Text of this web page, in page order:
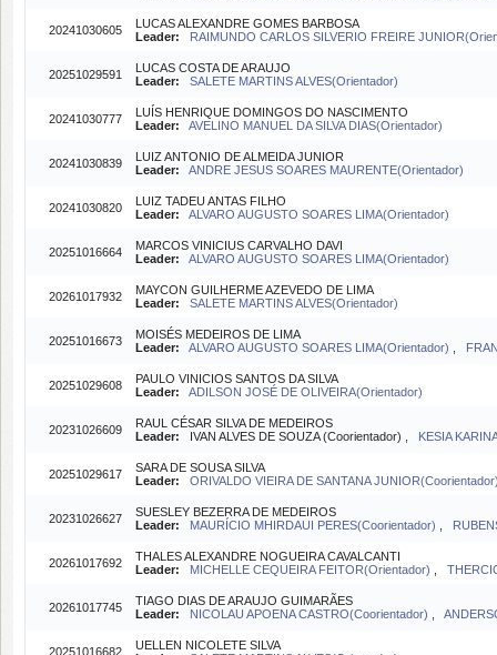
20241030605
LUCAS ALEXANDRE GOMES BARBOSA
Leader:
RAIMUNDO CARLOS SILVERIO FREIRE
20251029591
LUCAS COSTA DE ARAUJO
Leader:
SALETE MARTINS ALVES(Orientador)
20241030777
LUÍS HENRIQUE DOMINGOS DO NASCIMENTO
Leader:
AVELINO MANUEL DA SILVA DIAS(Orientador)
20241030839
LUIZ ANTONIO DE ALMEIDA JUNIOR
Leader:
ANDRE JESUS SOARES MAURENTE(Orientador)
20241030820
LUIZ TADEU ANTAS FILHO
Leader:
ALVARO AUGUSTO SOARES LIMA(Orientador)
20251016664
MARCOS VINICIUS CARVALHO DAVI
Leader:
ALVARO AUGUSTO SOARES LIMA(Orientador)
20261017932
MAYCON GUILHERME AZEVEDO DE LIMA
Leader:
SALETE MARTINS ALVES(Orientador)
20251016673
MOISÉS MEDEIROS DE LIMA
Leader:
ALVARO AUGUSTO SOARES LIMA(Orientador)
20251029608
PAULO VINICIOS SANTOS DA SILVA
Leader:
ADILSON JOSÉ DE OLIVEIRA(Orientador)
20231026609
RAUL CÉSAR SILVA DE MEDEIROS
Leader: IVAN ALVES DE SOUZA (Coorientador) , KESIA
20251029617
SARA DE SOUSA SILVA
Leader:
ORIVALDO VIEIRA DE SANTANA
20231026627
SUESLEY BEZERRA DE MEDEIROS
Leader:
MAURÍCIO MHIRDAUI PERES(Coorientador)
20261017692
THALES ALEXANDRE NOGUEIRA CAVALCANTI
Leader:
MICHELLE CEQUEIRA FEITOR(Orientador)
20261017745
TIAGO DIAS DE ARAUJO GUIMARÃES
Leader:
NICOLAU APOENA CASTRO(Coorientador)
20251016682
UELLEN NICOLETE SILVA